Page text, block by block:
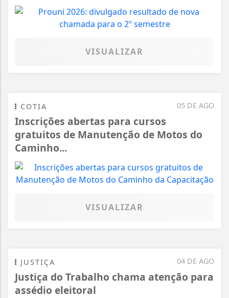
VISUALIZAR
05 DE AGO
COTIA
Inscrições abertas para cursos
gratuitos de Manutenção de Motos do
Caminho...
VISUALIZAR
04 DE AGO
JUSTIÇA
Justiça do Trabalho chama atenção para
assédio eleitoral